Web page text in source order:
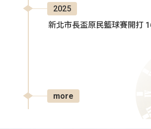
2025
新北市長盃原民籃球賽開打
more